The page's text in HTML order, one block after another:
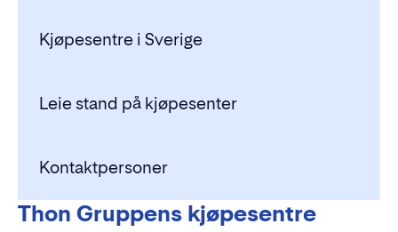
Kjøpesentre i Sverige
Leie stand på kjøpesenter
Kontaktpersoner
Thon Gruppens kjøpesentre